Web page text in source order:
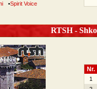
•Spirit Voice
RTSH -
Nr.
1